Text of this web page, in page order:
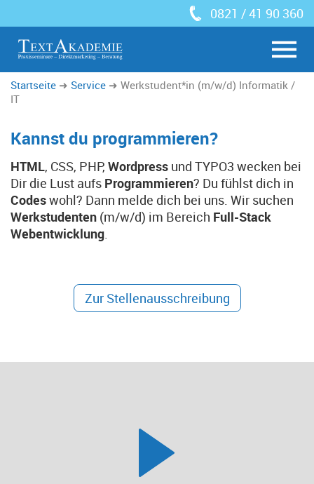
0821 / 41 90 360
Startseite Service
Werkstudent*in (m/w/d) Informatik /
IT
Kannst du programmieren?
HTML, CSS, PHP, Wordpress und TYPO3 wecken bei
Dir die Lust aufs Programmieren? Du fühlst dich in
Codeswohl? Dann melde dich bei uns. Wir suchen
Werkstudenten (m/w/d) im Bereich Full-Stack
Webentwicklung.
Zur Stellenausschreibung